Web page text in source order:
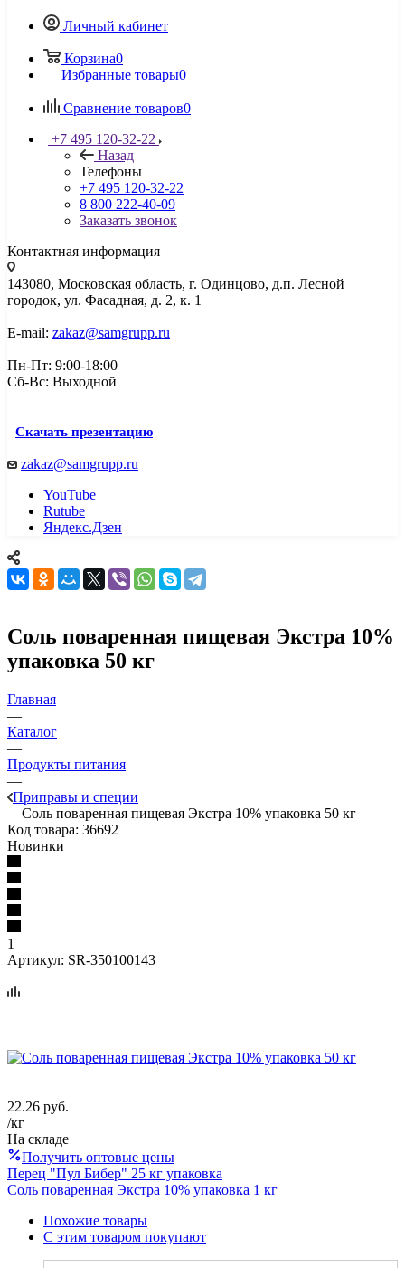
Личный кабинет
Корзина0
Избранные товары0
Сравнение товаров0
+7 495 120-32-22
Назад
Телефоны
+7 495 120-32-22
8 800 222-40-09
Заказать звонок
Контактная информация
143080, Mосковская область, г. Одинцово, д.п. Лесной
городок, ул. Фасадная, д. 2, к. 1
E-mail: zakaz@samgrupp.ru
Пн-Пт: 9:00-18:00
Сб-Вс: Выходной
Скачать презентацию
zakaz@samgrupp.ru
YouTube
Rutube
Яндекс.Дзен
Соль поваренная пищевая Экстра 10%
упаковка 50 кг
Главная
—
Каталог
—
Продукты питания
—
Приправы и специи
—Соль поваренная пищевая Экстра 10% упаковка 50 кг
Код товара: 36692
Новинки
1
Артикул: SR-350100143
22.26 руб.
/кг
На складе
Получить оптовые цены
Перец "Пул Бибер" 25 кг упаковка
Соль поваренная Экстра 10% упаковка 1 кг
Похожие товары
С этим товаром покупают